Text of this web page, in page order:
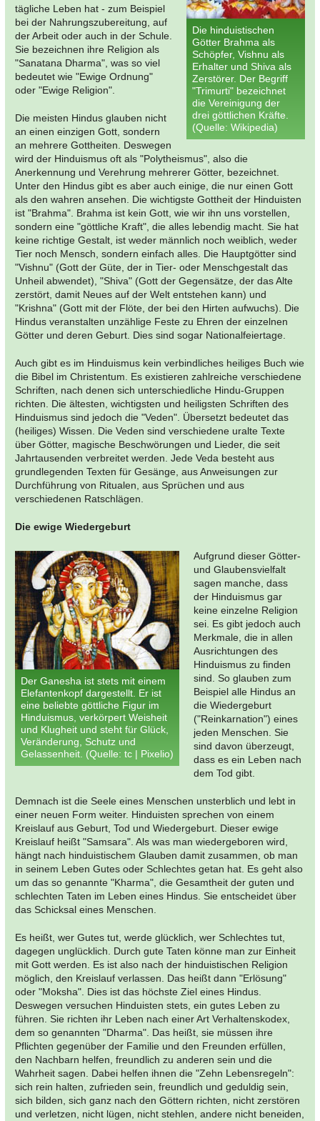
Die hinduistischen
Götter Brahma als
Schöpfer, Vishnu als
Erhalter und Shiva als
Zerstörer. Der Begriff
"Trimurti" bezeichnet
die Vereinigung der
drei göttlichen Kräfte.
(Quelle: Wikipedia)
tägliche Leben hat - zum Beispiel
bei der Nahrungszubereitung, auf
der Arbeit oder auch in der Schule.
Sie bezeichnen ihre Religion als
"Sanatana Dharma", was so viel
bedeutet wie "Ewige Ordnung"
oder "Ewige Religion".
Die meisten Hindus glauben nicht
an einen einzigen Gott, sondern
an mehrere Gottheiten. Deswegen
wird der Hinduismus oft als "Polytheismus", also die
Anerkennung und Verehrung mehrerer Götter, bezeichnet.
Unter den Hindus gibt es aber auch einige, die nur einen Gott
als den wahren ansehen. Die wichtigste Gottheit der Hinduisten
ist "Brahma". Brahma ist kein Gott, wie wir ihn uns vorstellen,
sondern eine "göttliche Kraft", die alles lebendig macht. Sie hat
keine richtige Gestalt, ist weder männlich noch weiblich, weder
Tier noch Mensch, sondern einfach alles. Die Hauptgötter sind
"Vishnu" (Gott der Güte, der in Tier- oder Menschgestalt das
Unheil abwendet), "Shiva" (Gott der Gegensätze, der das Alte
zerstört, damit Neues auf der Welt entstehen kann) und
"Krishna" (Gott mit der Flöte, der bei den Hirten aufwuchs). Die
Hindus veranstalten unzählige Feste zu Ehren der einzelnen
Götter und deren Geburt. Dies sind sogar Nationalfeiertage.
Auch gibt es im Hinduismus kein verbindliches heiliges Buch wie
die Bibel im Christentum. Es existieren zahlreiche verschiedene
Schriften, nach denen sich unterschiedliche Hindu-Gruppen
richten. Die ältesten, wichtigsten und heiligsten Schriften des
Hinduismus sind jedoch die "Veden". Übersetzt bedeutet das
(heiliges) Wissen. Die Veden sind verschiedene uralte Texte
über Götter, magische Beschwörungen und Lieder, die seit
Jahrtausenden verbreitet werden. Jede Veda besteht aus
grundlegenden Texten für Gesänge, aus Anweisungen zur
Durchführung von Ritualen, aus Sprüchen und aus
verschiedenen Ratschlägen.
Die ewige Wiedergeburt
Der Ganesha ist stets mit einem
Elefantenkopf dargestellt. Er ist
eine beliebte göttliche Figur im
Hinduismus, verkörpert Weisheit
und Klugheit und steht für Glück,
Veränderung, Schutz und
Gelassenheit. (Quelle: tc | Pixelio)
Aufgrund dieser Götter-
und Glaubensvielfalt
sagen manche, dass
der Hinduismus gar
keine einzelne Religion
sei. Es gibt jedoch auch
Merkmale, die in allen
Ausrichtungen des
Hinduismus zu finden
sind. So glauben zum
Beispiel alle Hindus an
die Wiedergeburt
("Reinkarnation") eines
jeden Menschen. Sie
sind davon überzeugt,
dass es ein Leben nach
dem Tod gibt.
Demnach ist die Seele eines Menschen unsterblich und lebt in
einer neuen Form weiter. Hinduisten sprechen von einem
Kreislauf aus Geburt, Tod und Wiedergeburt. Dieser ewige
Kreislauf heißt "Samsara". Als was man wiedergeboren wird,
hängt nach hinduistischem Glauben damit zusammen, ob man
in seinem Leben Gutes oder Schlechtes getan hat. Es geht also
um das so genannte "Kharma", die Gesamtheit der guten und
schlechten Taten im Leben eines Hindus. Sie entscheidet über
das Schicksal eines Menschen.
Es heißt, wer Gutes tut, werde glücklich, wer Schlechtes tut,
dagegen unglücklich. Durch gute Taten könne man zur Einheit
mit Gott werden. Es ist also nach der hinduistischen Religion
möglich, den Kreislauf verlassen. Das heißt dann "Erlösung"
oder "Moksha". Dies ist das höchste Ziel eines Hindus.
Deswegen versuchen Hinduisten stets, ein gutes Leben zu
führen. Sie richten ihr Leben nach einer Art Verhaltenskodex,
dem so genannten "Dharma". Das heißt, sie müssen ihre
Pflichten gegenüber der Familie und den Freunden erfüllen,
den Nachbarn helfen, freundlich zu anderen sein und die
Wahrheit sagen. Dabei helfen ihnen die "Zehn Lebensregeln":
sich rein halten, zufrieden sein, freundlich und geduldig sein,
sich bilden, sich ganz nach den Göttern richten, nicht zerstören
und verletzen, nicht lügen, nicht stehlen, andere nicht beneiden,